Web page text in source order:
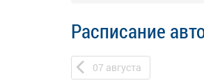
Расписание
07 августа